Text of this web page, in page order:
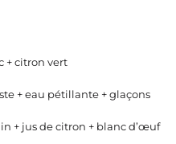
+ citron vert
+ eau pétillante + glaçons
+ jus de citron + blanc d’œuf